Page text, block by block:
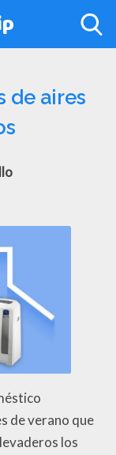
de aires
de verano que
los